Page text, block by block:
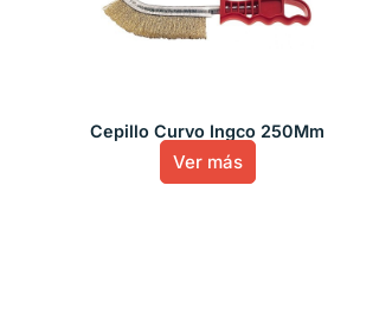
Cepillo Curvo Ingco 250Mm
Ver más